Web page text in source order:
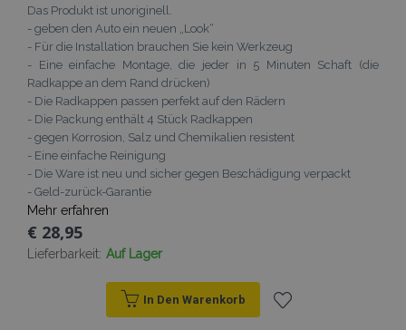
Das Produkt ist unoriginell.
- geben den Auto ein neuen „Look“
- Für die Installation brauchen Sie kein Werkzeug
- Eine einfache Montage, die jeder in 5 Minuten Schaft (die
Radkappe an dem Rand drücken)
- Die Radkappen passen perfekt auf den Rädern
- Die Packung enthält 4 Stück Radkappen
- gegen Korrosion, Salz und Chemikalien resistent
- Eine einfache Reinigung
- Die Ware ist neu und sicher gegen Beschädigung verpackt
- Geld-zurück-Garantie
Mehr erfahren
€ 28,95
Lieferbarkeit: Auf Lager
In Den Warenkorb